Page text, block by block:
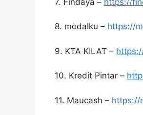
8. modalku – https://
9. KTA KILAT –
10. Kredit Pintar –
11. Maucash – https://